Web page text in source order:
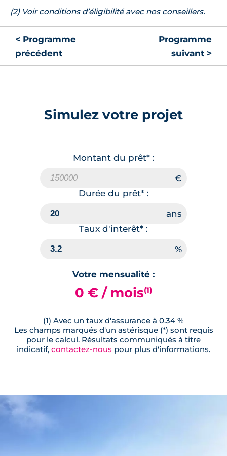
(2) Voir conditions d’éligibilité avec nos conseillers.
< Programme
précédent
Programme
suivant >
Simulez votre projet
Montant du prêt* :
Durée du prêt* :
Taux d'interêt* :
Votre mensualité :
0 € / mois(1)
(1) Avec un taux d'assurance à 0.34 %
Les champs marqués d'un astérisque (*) sont requis
pour le calcul. Résultats communiqués à titre
indicatif, contactez-nous pour plus d'informations.